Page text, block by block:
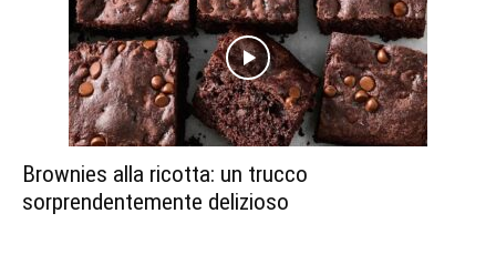
Brownies alla ricotta: un trucco
sorprendentemente delizioso